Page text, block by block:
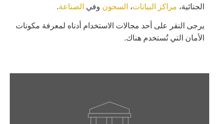
الجنائية، مراكز البيانات، السجون وفي الصناعة.
يرجى النقر على أحد مجالات الاستخدام أدناه لمعرفة مكونات
الأمان التي تُستخدم هناك.